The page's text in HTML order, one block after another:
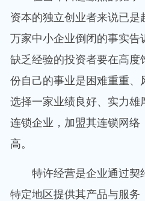
资本的独立创业者来说已
万家中小企业倒闭的事实告
缺乏经验的投资者要在高度
份自己的事业是困难重重
选择一家业绩良好、实力
连锁企业，加盟其连锁网络
高。
特许经营是企业通过契
特定地区提供其产品与服务